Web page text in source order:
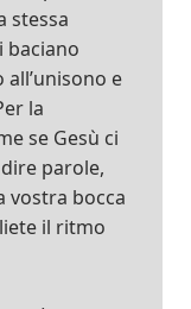
stessa
baciano
e
la
se Gesù ci
parole,
vostra bocca
il ritmo